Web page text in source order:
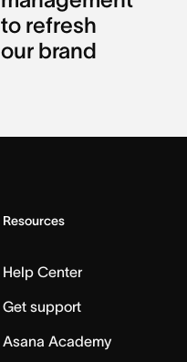
to refresh
our brand
Resources
Help Center
Get support
Asana Academy